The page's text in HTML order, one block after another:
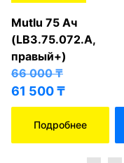
Mutlu 75 Ач
(LB3.75.072.A,
правый+)
66 000₸
61 500₸
Подробнее